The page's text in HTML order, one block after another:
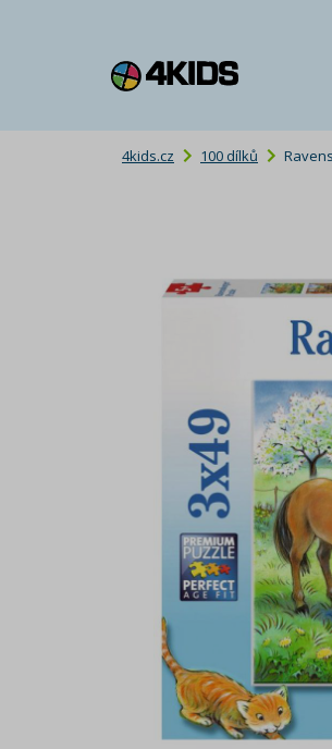
4kids.cz 100 dílků